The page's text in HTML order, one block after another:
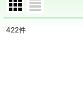
422件